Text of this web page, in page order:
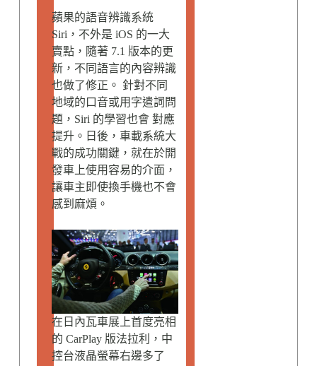
蘋果的語音辨識系統
Siri，不外是 iOS 的一大
賣點，隨著 7.1 版本的更
新，不同語言的內容辨識
也做了修正。 針對不同
地域的口音或用字遣詞問
題，Siri 的學習也會 對應
提升。日後，車載系統大
戰的成功關鍵，就在於開
發車上使用容易的介面，
讓車主即使換手機也不會
感到麻煩。
在日內瓦車展上首度亮相
的 CarPlay 版法拉利，中
控台液晶螢幕右邊多了